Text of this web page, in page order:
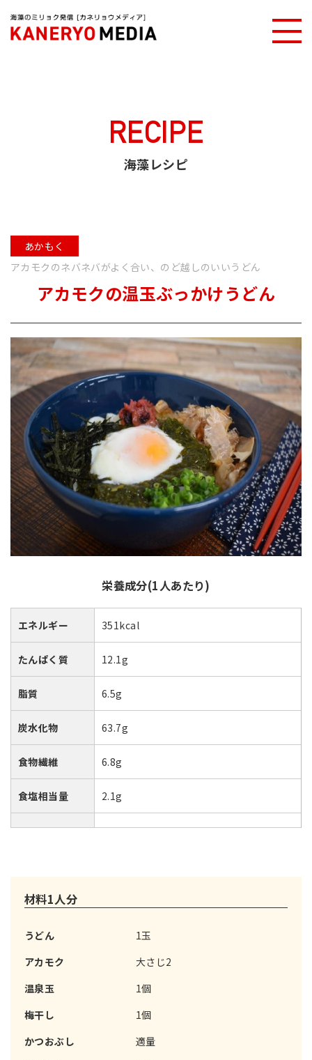
カネリョウメディアTOP
海藻レシピ
RECIPE
海藻レシピ
あかもく
アカモクのネバネバがよく合い、のど越しのいいうどん
アカモクの温玉ぶっかけうどん
栄養成分(1人あたり)
エネルギー 351kcal
たんぱく質 12.1g
脂質 6.5g
炭水化物 63.7g
食物繊維 6.8g
食塩相当量 2.1g
材料1人分
うどん
1玉
アカモク
大さじ2
温泉玉
1個
梅干し
1個
かつおぶし
適量